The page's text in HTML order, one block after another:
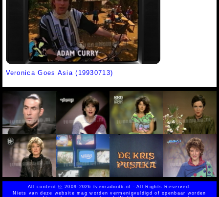
Veronica Goes Asia (19930713)
All content© 2009-2026 tvenradiodb.nl - All Rights Reserved.
Niets van deze website mag worden vermenigvuldigd of openbaar worden